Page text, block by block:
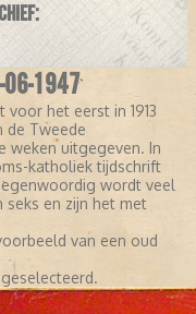
06-1947
het eerst in 1913
de Tweede
weken uitgegeven. In
katholiek tijdschrift
wordt veel
seks en zijn het met
van een oud